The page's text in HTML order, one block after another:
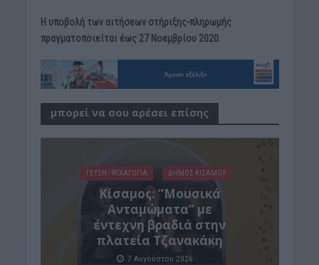
Η υποβολή των αιτήσεων στήριξης-πληρωμής
πραγματοποιείται έως 27 Νοεμβρίου 2020.
μπορεί να σου αρέσει επίσης
ΓΕΎΣΗ - ΨΥΧΑΓΩΓΊΑ ΔΉΜΟΣ ΚΙΣΆΜΟΥ
Κίσαμος: “Μουσικά
Ανταμώματα” με
έντεχνη βραδιά στην
πλατεία Τζανακάκη
7 Αυγούστου 2026